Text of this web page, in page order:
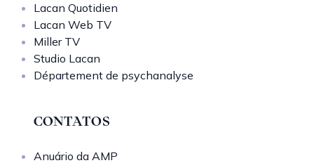
Lacan Quotidien
Lacan Web TV
Miller TV
Studio Lacan
Département de psychanalyse
CONTATOS
Anuário da AMP